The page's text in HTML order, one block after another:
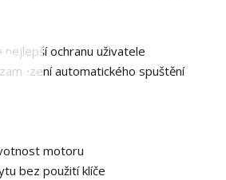
ochranu uživatele
automatického spuštění
motoru
bez použití klíče